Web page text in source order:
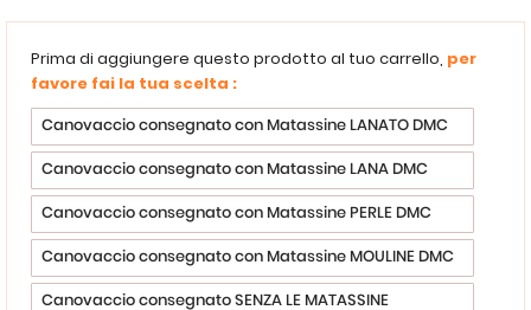
Prima di aggiungere questo prodotto al tuo carrello, per
favore fai la tua scelta :
Canovaccio consegnato con Matassine LANATO DMC
Canovaccio consegnato con Matassine LANA DMC
Canovaccio consegnato con Matassine PERLE DMC
Canovaccio consegnato con Matassine MOULINE DMC
Canovaccio consegnato SENZA LE MATASSINE